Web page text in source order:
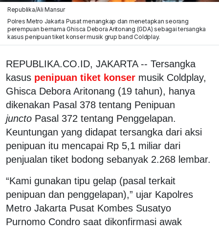
Republika/Ali Mansur
Polres Metro Jakarta Pusat menangkap dan menetapkan seorang
perempuan bernama Ghisca Debora Aritonang (GDA) sebagai tersangka
kasus penipuan tiket konser musik grup band Coldplay.
REPUBLIKA.CO.ID, JAKARTA -- Tersangka
kasus penipuan tiket konser musik Coldplay,
Ghisca Debora Aritonang (19 tahun), hanya
dikenakan Pasal 378 tentang Penipuan
juncto Pasal 372 tentang Penggelapan.
Keuntungan yang didapat tersangka dari aksi
penipuan itu mencapai Rp 5,1 miliar dari
penjualan tiket bodong sebanyak 2.268 lembar.
“Kami gunakan tipu gelap (pasal terkait
penipuan dan penggelapan),” ujar Kapolres
Metro Jakarta Pusat Kombes Susatyo
Purnomo Condro saat dikonfirmasi awak